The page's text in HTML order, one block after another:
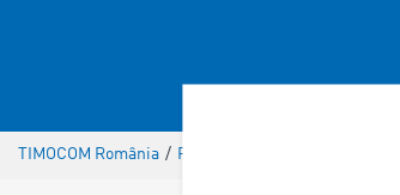
TIMOCOM România / Restricții de circulație pentru